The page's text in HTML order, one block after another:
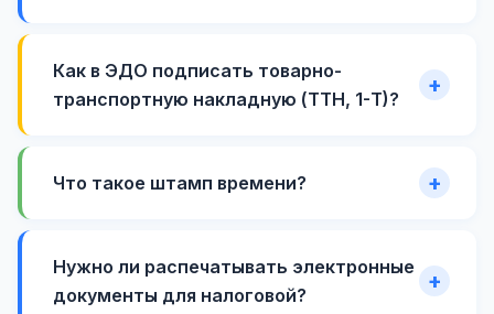
Как в ЭДО подписать товарно-
транспортную накладную (ТТН, 1-Т)?
Что такое штамп времени?
Нужно ли распечатывать электронные
документы для налоговой?